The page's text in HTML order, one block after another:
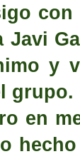
con
Javi
y
grupo.